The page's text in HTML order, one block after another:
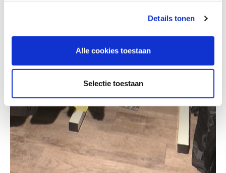
Details tonen
Alle cookies toestaan
Selectie toestaan